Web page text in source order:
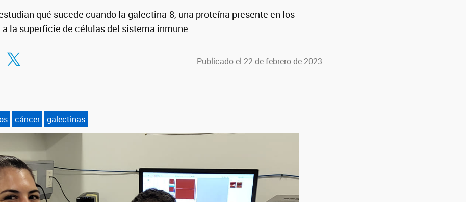
qué sucede cuando la galectina-8, una proteína presente en los
la superficie de células del sistema inmune.
en Facebook
Compartir en Twitter Publicado el 22 de febrero de 2023
cáncer galectinas